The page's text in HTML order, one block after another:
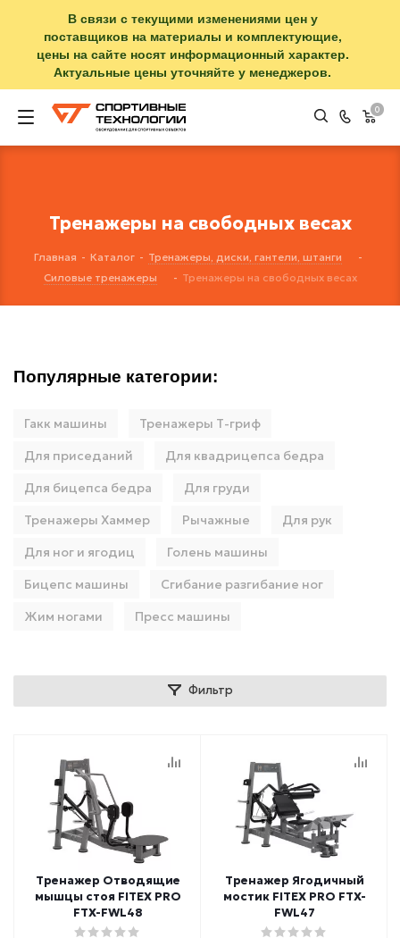
В связи с текущими изменениями цен у
поставщиков на материалы и комплектующие,
цены на сайте носят информационный характер.
Актуальные цены уточняйте у менеджеров.
0
Тренажеры на свободных весах
Главная - Каталог - Тренажеры, диски, гантели, штанги
-
Силовые тренажеры
- Тренажеры на свободных весах
Популярные категории:
Гакк машины
Тренажеры Т-гриф
Для приседаний
Для квадрицепса бедра
Для бицепса бедра
Для груди
Тренажеры Хаммер
Рычажные
Для рук
Для ног и ягодиц
Голень машины
Бицепс машины
Сгибание разгибание ног
Жим ногами
Пресс машины
Фильтр
Тренажер Отводящие
мышцы стоя FITEX PRO
FTX-FWL48
Тренажер Ягодичный
мостик FITEX PRO FTX-
FWL47